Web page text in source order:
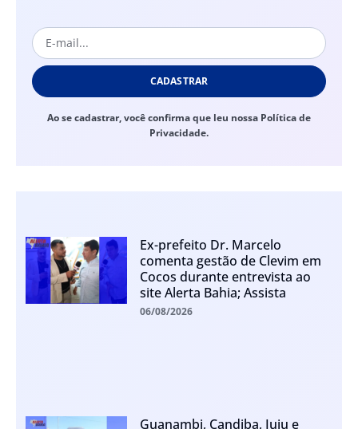
CADASTRAR
Ao se cadastrar, você confirma que leu nossa Política de
Privacidade.
Ex-prefeito Dr. Marcelo
comenta gestão de Clevim em
Cocos durante entrevista ao
site Alerta Bahia; Assista
06/08/2026
Guanambi, Candiba, Iuiu e